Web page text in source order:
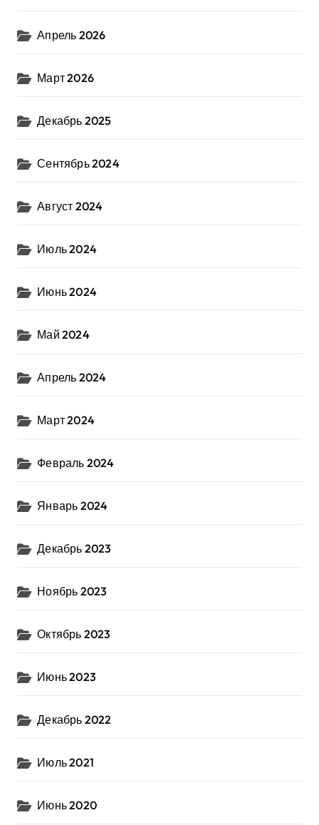
Апрель 2026
Март 2026
Декабрь 2025
Сентябрь 2024
Август 2024
Июль 2024
Июнь 2024
Май 2024
Апрель 2024
Март 2024
Февраль 2024
Январь 2024
Декабрь 2023
Ноябрь 2023
Октябрь 2023
Июнь 2023
Декабрь 2022
Июль 2021
Июнь 2020